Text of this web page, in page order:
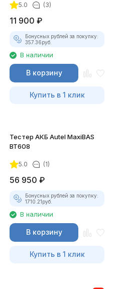
5.0 (3)
11 900 ₽
Бонусных рублей за покупку:
357.36руб.
В наличии
В корзину
Купить в 1 клик
Тестер АКБ Autel MaxiBAS
BT608
5.0 (1)
56 950 ₽
Бонусных рублей за покупку:
1710.21руб.
В наличии
В корзину
Купить в 1 клик